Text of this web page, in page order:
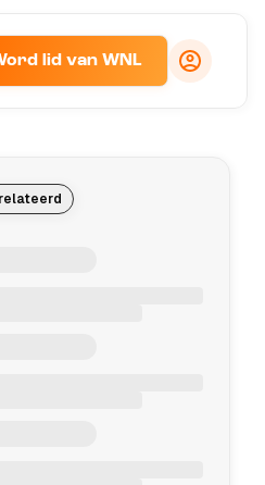
lid van WNL